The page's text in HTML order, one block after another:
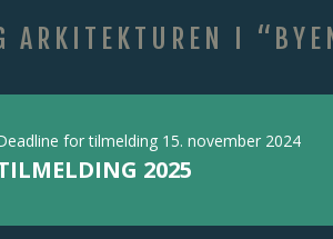
I
for tilmelding 15. november 2024
2025